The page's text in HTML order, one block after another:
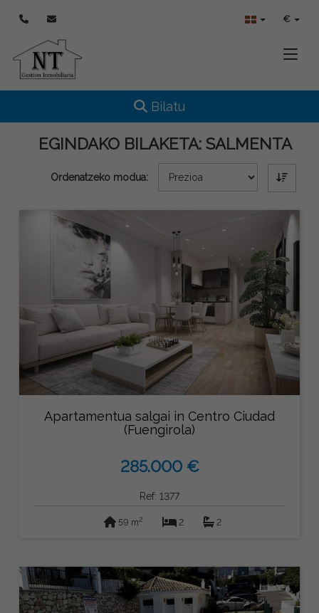
€
Toggle navigation
Bilatu
EGINDAKO BILAKETA:SALMENTA
Ordenatzeko modua:
Apartamentua salgai in Centro Ciudad
(Fuengirola)
285.000 €
Ref: 1377
59 m2 2 2